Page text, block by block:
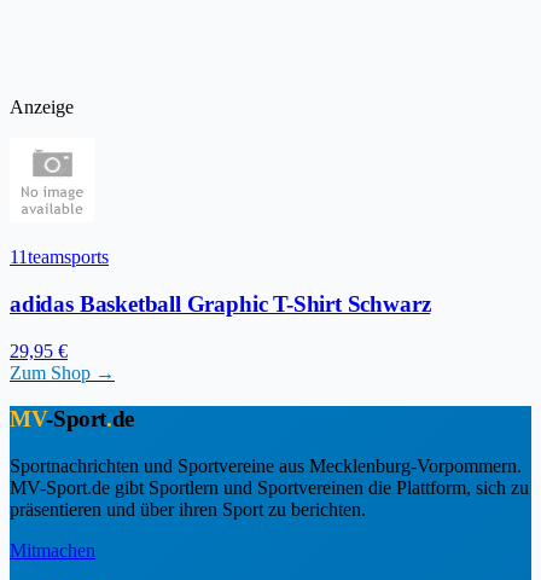
Anzeige
11teamsports
adidas Basketball Graphic T-Shirt Schwarz
29,95 €
Zum Shop →
MV-Sport.de
Sportnachrichten und Sportvereine aus Mecklenburg-Vorpommern.
MV-Sport.de gibt Sportlern und Sportvereinen die Plattform, sich zu
präsentieren und über ihren Sport zu berichten.
Mitmachen